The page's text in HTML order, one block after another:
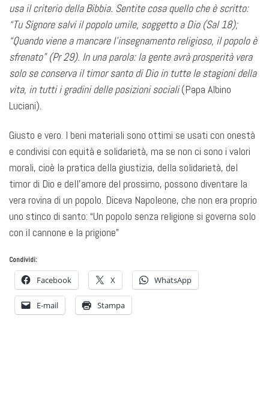
usa il criterio della Bibbia. Sentite cosa quello che è scritto:
“Tu Signore salvi il popolo umile, soggetto a Dio (Sal 18);
“Quando viene a mancare l’insegnamento religioso, il popolo è
sfrenato” (Pr 29). In una parola: la gente avrà prosperità vera
solo se conserva il timor santo di Dio in tutte le stagioni della
vita, in tutti i gradini delle posizioni sociali(Papa Albino
Luciani).
Giusto e vero. I beni materiali sono ottimi se usati con onestà
e condivisi con equità e solidarietà, ma se non ci sono i valori
morali, cioè la pratica della giustizia, della solidarietà, del
timor di Dio e dell’amore del prossimo, possono diventare la
vera rovina di un popolo. Diceva Napoleone, che non era proprio
uno stinco di santo: “Un popolo senza religione si governa solo
con il cannone e la prigione”
Condividi:
Facebook X WhatsApp
E-mail Stampa